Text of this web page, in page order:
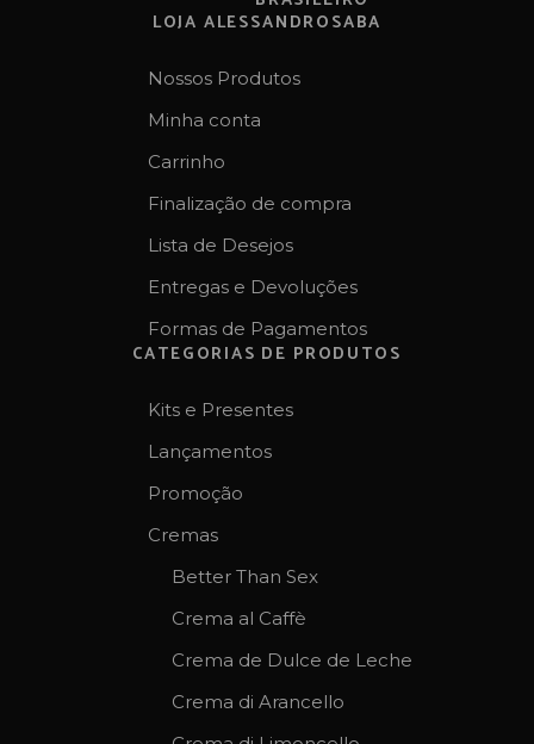
LOJA ALESSANDROSABA
Nossos Produtos
Minha conta
Carrinho
Finalização de compra
Lista de Desejos
Entregas e Devoluções
Formas de Pagamentos
CATEGORIAS DE PRODUTOS
Kits e Presentes
Lançamentos
Promoção
Cremas
Better Than Sex
Crema al Caffè
Crema de Dulce de Leche
Crema di Arancello